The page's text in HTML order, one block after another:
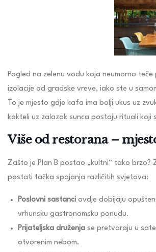
Pogled na zelenu vodu koja neumorno teče
izolacije od gradske vreve, iako ste u
To je mjesto gdje kafa ima bolji ukus uz
kokteli uz zalazak sunca postaju rituali koji
Više od restorana –
Zašto je Plan B postao „kultni“ tako brzo?
postati tačka spajanja različitih svjetova:
Poslovni sastanci ovdje dobijaju
vrhunsku gastronomsku ponudu.
Prijateljska druženja se pretvaraju u
otvorenim nebom.